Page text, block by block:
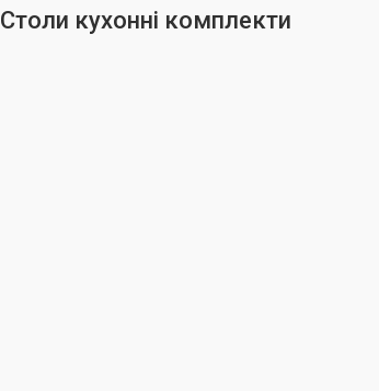
Столи кухонні комплекти